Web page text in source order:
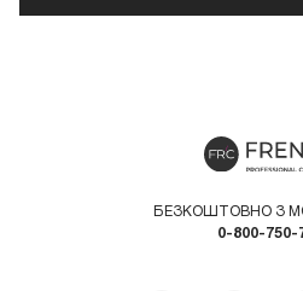
БЕЗКОШТОВНО З
0-800-750-